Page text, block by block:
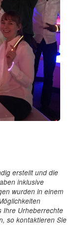
erstellt und die
inklusive
wurden in einem
Ihre Urheberrechte
so kontaktieren Sie